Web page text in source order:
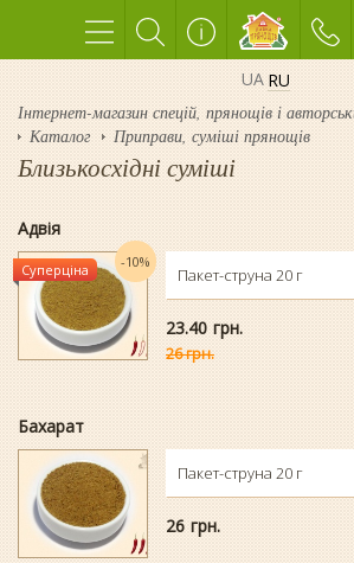
UA RU
Інтернет-магазин спецій, прянощів і
Каталог
Приправи, суміші прянощів
Близькосхідні суміші
Адвія
Суперціна -10%
Пакет-струна 20 г
23.40 гpн.
26 грн.
Бахарат
Пакет-струна 20 г
26 гpн.